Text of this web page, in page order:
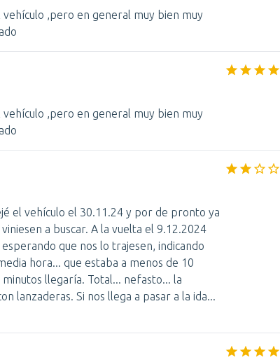
,pero en general muy bien muy
,pero en general muy bien muy
el vehículo el 30.11.24 y por de pronto ya
a buscar. A la vuelta el 9.12.2024
que nos lo trajesen, indicando
hora... que estaba a menos de 10
llegaría. Total... nefasto... la
lanzaderas. Si nos llega a pasar a la ida...